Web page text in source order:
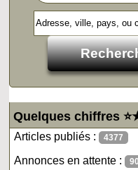
Quelques chiffres
Articles publiés : 4377
Annonces en attente : 90